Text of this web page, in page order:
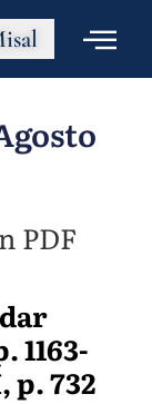
PDF
1163-
p. 732